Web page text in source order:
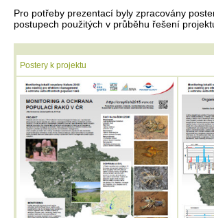
Pro potřeby prezentací byly zpracovány
postupech použitých v průběhu řešení
Postery k projektu